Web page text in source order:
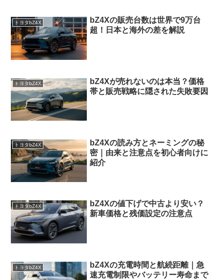
トヨタbZ4X
bZ4Xの販売台数は世界で9万台
超！日本と海外の差を解説
トヨタbZ4X
bZ4Xが売れないのは本当？価格
帯と販売戦略に隠された失敗要因
トヨタbZ4X
bZ4Xの読み方とネーミングの秘
密｜由来と注意点を初心者向けに
紹介
トヨタbZ4X
bZ4Xの値下げで中古より安い？
新車価格と残価設定の注意点
トヨタbZ4X
bZ4Xの充電時間と航続距離｜急
速充電制限やバッテリー寿命まで